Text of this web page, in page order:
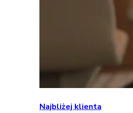
Najbliżej klienta